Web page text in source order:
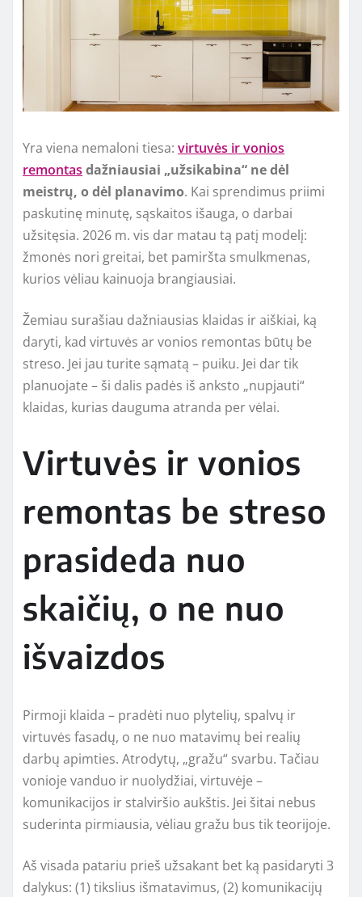
Yra viena nemaloni tiesa: virtuvės ir vonios
remontas dažniausiai „užsikabina“ ne dėl
meistrų, o dėl planavimo. Kai sprendimus priimi
paskutinę minutę, sąskaitos išauga, o darbai
užsitęsia. 2026 m. vis dar matau tą patį modelį:
žmonės nori greitai, bet pamiršta smulkmenas,
kurios vėliau kainuoja brangiausiai.
Žemiau surašiau dažniausias klaidas ir aiškiai, ką
daryti, kad virtuvės ar vonios remontas būtų be
streso. Jei jau turite sąmatą – puiku. Jei dar tik
planuojate – ši dalis padės iš anksto „nupjauti“
klaidas, kurias dauguma atranda per vėlai.
Virtuvės ir vonios
remontas be streso
prasideda nuo
skaičių, o ne nuo
išvaizdos
Pirmoji klaida – pradėti nuo plytelių, spalvų ir
virtuvės fasadų, o ne nuo matavimų bei realių
darbų apimties. Atrodytų, „gražu“ svarbu. Tačiau
vonioje vanduo ir nuolydžiai, virtuvėje –
komunikacijos ir stalviršio aukštis. Jei šitai nebus
suderinta pirmiausia, vėliau gražu bus tik teorijoje.
Aš visada patariu prieš užsakant bet ką pasidaryti 3
dalykus: (1) tikslius išmatavimus, (2) komunikacijų